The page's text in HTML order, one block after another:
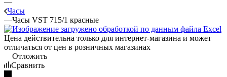
Часы
—Часы VST 715/1 красные
Цена действительна только для интернет-магазина и может
отличаться от цен в розничных магазинах
Отложить
Сравнить